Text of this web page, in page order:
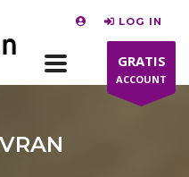
LOG IN
GRATIS
ACCOUNT